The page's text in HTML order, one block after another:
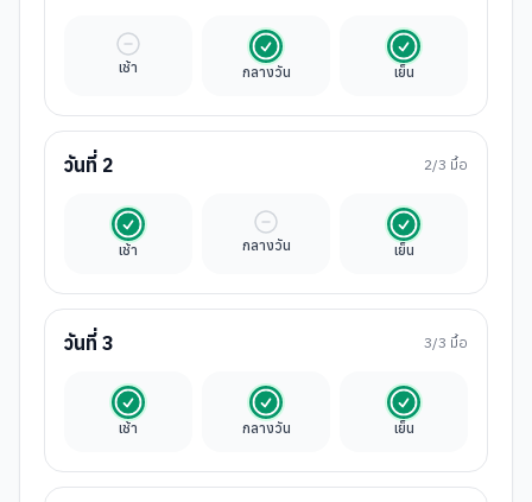
เช้า
มื้ออิสระ
กลางวัน
รวมในค่าทัวร์
เย็น
รวมในค่าทัวร์
วันที่ 2 2/3 มื้อ
เช้า
รวมในค่าทัวร์
กลางวัน
มื้ออิสระ
เย็น
รวมในค่าทัวร์
วันที่ 3 3/3 มื้อ
เช้า
รวมในค่าทัวร์
กลางวัน
รวมในค่าทัวร์
เย็น
รวมในค่าทัวร์